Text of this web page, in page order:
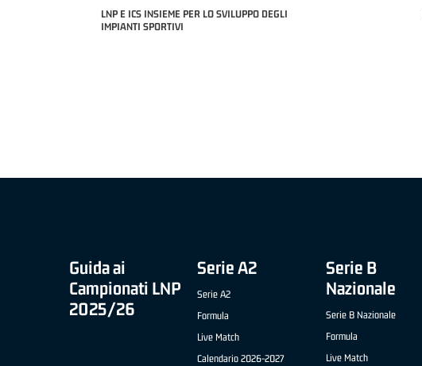
LNP E ICS INSIEME PER LO SVILUPPO DEGLI
IMPIANTI SPORTIVI
Guida ai
Campionati LNP
2025/26
Serie A2
Serie A2
Formula
Live Match
Calendario 2026-2027
Serie B
Nazionale
Serie B Nazionale
Formula
Live Match